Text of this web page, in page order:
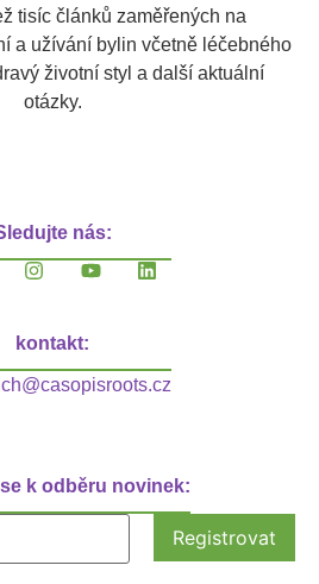
tisíc článků zaměřených na
a užívání bylin včetně léčebného
životní styl a další aktuální
otázky.
nás:
kontakt:
k odběru novinek: